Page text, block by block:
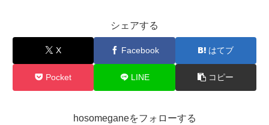
シェアする
X Facebook はてブ
Pocket LINE コピー
hosomeganeをフォローする